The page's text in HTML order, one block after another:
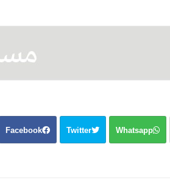
Facebook Twitter Whatsapp